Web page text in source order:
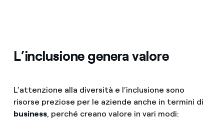
L’inclusione genera valore
L’attenzione alla diversità e l’inclusione sono
risorse preziose per le aziende anche in termini di
business , perché creano valore in vari modi: